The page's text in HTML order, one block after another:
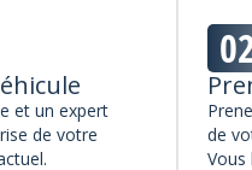
et un expert
de votre
de
Vous